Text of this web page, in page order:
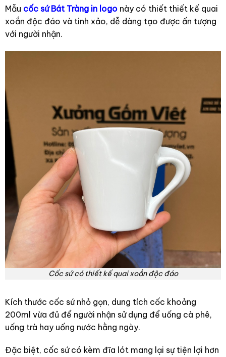
Mẫu cốc sứ Bát Tràng in logo này có thiết thiết kế quai
xoắn độc đáo và tinh xảo, dễ dàng tạo được ấn tượng
với người nhận.
Cốc sứ có thiết kế quai xoắn độc đáo
Kích thước cốc sứ nhỏ gọn, dung tích cốc khoảng
200ml vừa đủ để người nhận sử dụng để uống cà phê,
uống trà hay uống nước hằng ngày.
Đặc biệt, cốc sứ có kèm đĩa lót mang lại sự tiện lợi hơn